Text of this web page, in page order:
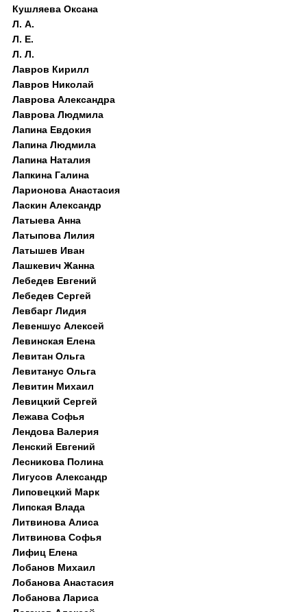
Кушляева Оксана
Л. А.
Л. Е.
Л. Л.
Лавров Кирилл
Лавров Николай
Лаврова Александра
Лаврова Людмила
Лапина Евдокия
Лапина Людмила
Лапина Наталия
Лапкина Галина
Ларионова Анастасия
Ласкин Александр
Латыева Анна
Латыпова Лилия
Латышев Иван
Лашкевич Жанна
Лебедев Евгений
Лебедев Сергей
Левбарг Лидия
Левеншус Алексей
Левинская Елена
Левитан Ольга
Левитанус Ольга
Левитин Михаил
Левицкий Сергей
Лежава Софья
Лендова Валерия
Ленский Евгений
Лесникова Полина
Лигусов Александр
Липовецкий Марк
Липская Влада
Литвинова Алиса
Литвинова Софья
Лифиц Елена
Лобанов Михаил
Лобанова Анастасия
Лобанова Лариса